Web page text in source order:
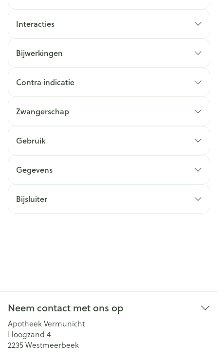
Interacties
Bijwerkingen
Contra indicatie
Zwangerschap
Gebruik
Gegevens
Bijsluiter
Neem contact met ons op
Apotheek Vermunicht
Hoogzand 4
2235Westmeerbeek